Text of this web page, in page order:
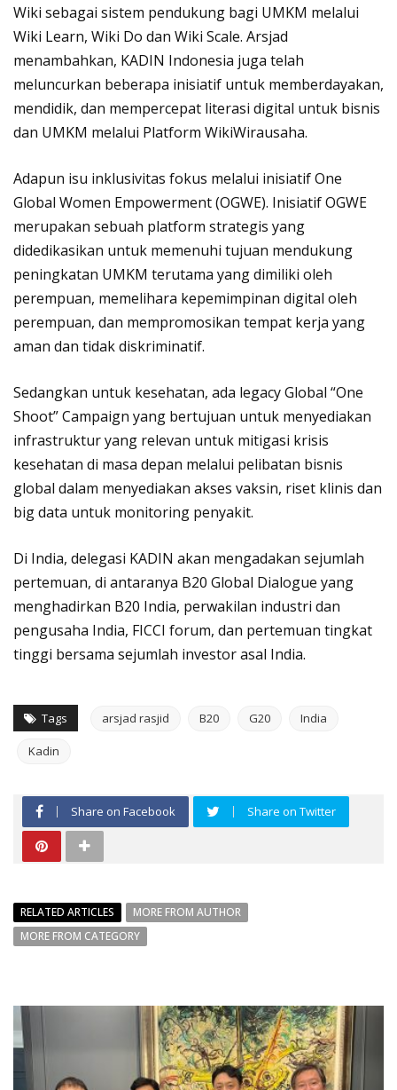
Wiki sebagai sistem pendukung bagi UMKM melalui
Wiki Learn, Wiki Do dan Wiki Scale. Arsjad
menambahkan, KADIN Indonesia juga telah
meluncurkan beberapa inisiatif untuk memberdayakan,
mendidik, dan mempercepat literasi digital untuk bisnis
dan UMKM melalui Platform WikiWirausaha.
Adapun isu inklusivitas fokus melalui inisiatif One
Global Women Empowerment (OGWE). Inisiatif OGWE
merupakan sebuah platform strategis yang
didedikasikan untuk memenuhi tujuan mendukung
peningkatan UMKM terutama yang dimiliki oleh
perempuan, memelihara kepemimpinan digital oleh
perempuan, dan mempromosikan tempat kerja yang
aman dan tidak diskriminatif.
Sedangkan untuk kesehatan, ada legacy Global “One
Shoot” Campaign yang bertujuan untuk menyediakan
infrastruktur yang relevan untuk mitigasi krisis
kesehatan di masa depan melalui pelibatan bisnis
global dalam menyediakan akses vaksin, riset klinis dan
big data untuk monitoring penyakit.
Di India, delegasi KADIN akan mengadakan sejumlah
pertemuan, di antaranya B20 Global Dialogue yang
menghadirkan B20 India, perwakilan industri dan
pengusaha India, FICCI forum, dan pertemuan tingkat
tinggi bersama sejumlah investor asal India.
Tags arsjad rasjid B20 G20 India
Kadin
Share on Facebook Share on Twitter
RELATED ARTICLES
MORE FROM AUTHOR
MORE FROM CATEGORY